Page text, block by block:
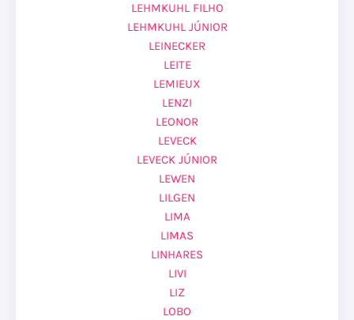
LEHMKUHL FILHO
LEHMKUHL JÚNIOR
LEINECKER
LEITE
LEMIEUX
LENZI
LEONOR
LEVECK
LEVECK JÚNIOR
LEWEN
LILGEN
LIMA
LIMAS
LINHARES
LIVI
LIZ
LOBO